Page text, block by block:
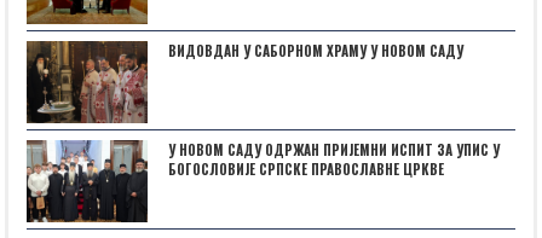
ВИДОВДАН У САБОРНОМ ХРАМУ У НОВОМ САДУ
У НОВОМ САДУ ОДРЖАН ПРИЈЕМНИ ИСПИТ ЗА УПИС У
БОГОСЛОВИЈЕ СРПСКЕ ПРАВОСЛАВНЕ ЦРКВЕ